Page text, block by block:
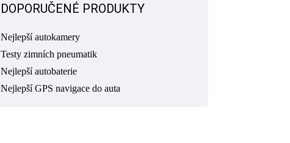
DOPORUČENÉ PRODUKTY
Nejlepší autokamery
Testy zimních pneumatik
Nejlepší autobaterie
Nejlepší GPS navigace do auta